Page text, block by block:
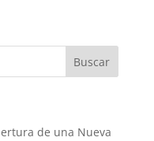
de una Nueva